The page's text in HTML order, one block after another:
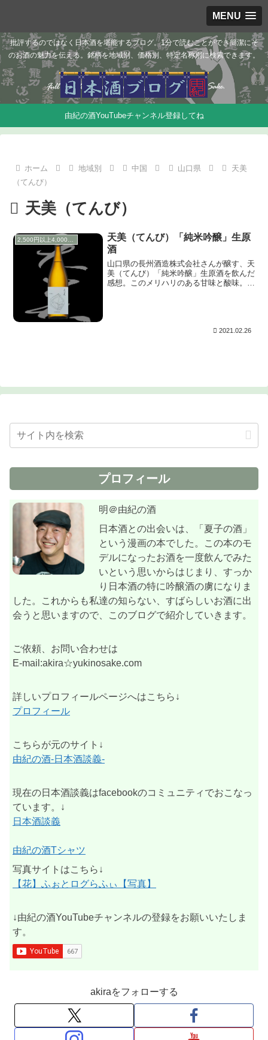
MENU
批評するのではなく日本酒を堪能するブログ。1分で読むことができ簡潔にそ
のお酒の魅力を伝える。銘柄を地域別、価格別、特定名称別に検索できます。
由紀の酒YouTubeチャンネル登録してね
ホーム 地域別 中国 山口県
天美
（てんび）
天美（てんび）
2,500円以上4,000円未満
天美（てんび）「純米吟醸」生原
酒
山口県の長州酒造株式会社さんが醸す、天
美（てんび）「純米吟醸」生原酒を飲んだ
感想。このメリハリのある甘味と酸味。こ
2021.02.26
プロフィール
明＠由紀の酒
日本酒との出会いは、「夏子の酒」
という漫画の本でした。この本のモ
デルになったお酒を一度飲んでみた
いという思いからはじまり、すっか
り日本酒の特に吟醸酒の虜になりま
した。これからも私達の知らない、すばらしいお酒に出
会うと思いますので、このブログで紹介していきます。
ご依頼、お問い合わせは
E-mail:akira☆yukinosake.com
詳しいプロフィールページへはこちら↓
プロフィール
こちらが元のサイト↓
由紀の酒-日本酒談義-
現在の日本酒談義はfacebookのコミュニティでおこなっ
ています。↓
日本酒談義
由紀の酒Tシャツ
写真サイトはこちら↓
【花】ふぉとログらふぃ【写真】
↓由紀の酒YouTubeチャンネルの登録をお願いいたしま
す。
akiraをフォローする